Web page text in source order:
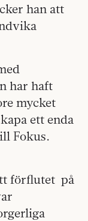
han att
har haft
mycket
ett enda
Fokus.
förflutet på